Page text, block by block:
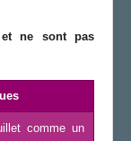
ne sont pas
comme un